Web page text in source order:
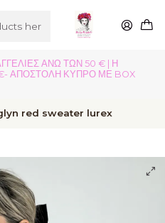
ΑΝΩ ΤΩΝ 50 € | Η
€- ΑΠΟΣΤΟΛΗ ΚΥΠΡΟ ΜΕ BOX
red sweater lurex